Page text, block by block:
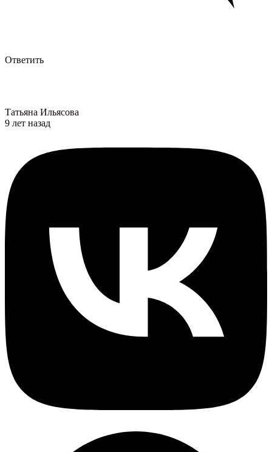
Ответить
Татьяна Ильясова
9 лет назад